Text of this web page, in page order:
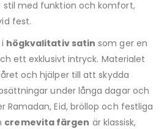
stil med funktion och komfort,
fest.
högkvalitativ satin som ger en
ett exklusivt intryck. Materialet
och hjälper till att skydda
under långa dagar och
Ramadan, Eid, bröllop och festliga
cremevita färgen är klassisk,